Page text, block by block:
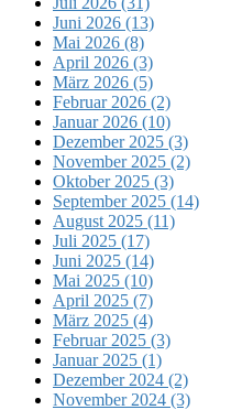
Juni 2026 (13)
Mai 2026 (8)
April 2026 (3)
März 2026 (5)
Februar 2026 (2)
Januar 2026 (10)
Dezember 2025 (3)
November 2025 (2)
Oktober 2025 (3)
September 2025 (14)
August 2025 (11)
Juli 2025 (17)
Juni 2025 (14)
Mai 2025 (10)
April 2025 (7)
März 2025 (4)
Februar 2025 (3)
Januar 2025 (1)
Dezember 2024 (2)
November 2024 (3)